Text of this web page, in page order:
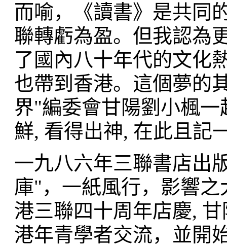
而喻，《讀書》是共同
聯轉虧為盈。但我認為
了國內八十年代的文化
也帶到香港。這個夢的
界"編委會甘陽劉小楓
鮮, 看得出神, 在此且記
一九八六年三聯書店出
庫"，一紙風行，影響
港三聯四十周年店慶,
港年青學者交流，並開